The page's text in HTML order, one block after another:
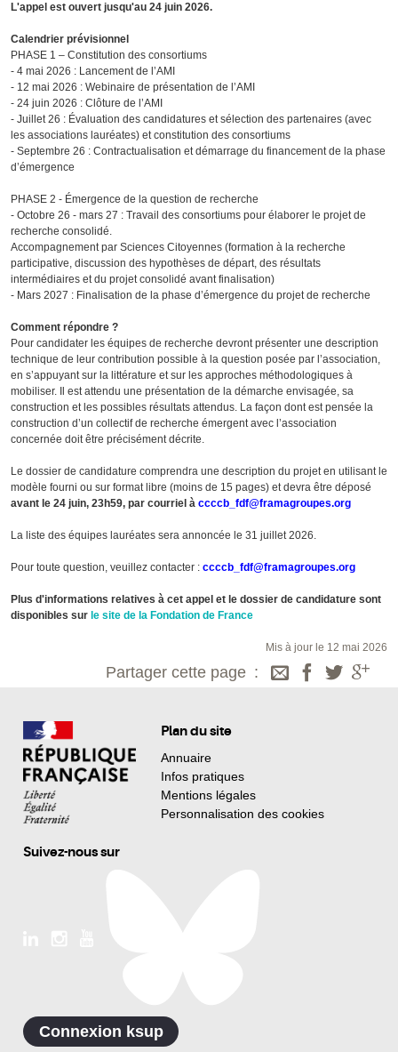
L'appel est ouvert jusqu'au 24 juin 2026.
Calendrier prévisionnel
PHASE 1 – Constitution des consortiums
- 4 mai 2026 : Lancement de l’AMI
- 12 mai 2026 : Webinaire de présentation de l’AMI
- 24 juin 2026 : Clôture de l’AMI
- Juillet 26 : Évaluation des candidatures et sélection des partenaires (avec
les associations lauréates) et constitution des consortiums
- Septembre 26 : Contractualisation et démarrage du financement de la phase
d’émergence
PHASE 2 - Émergence de la question de recherche
- Octobre 26 - mars 27 : Travail des consortiums pour élaborer le projet de
recherche consolidé.
Accompagnement par Sciences Citoyennes (formation à la recherche
participative, discussion des hypothèses de départ, des résultats
intermédiaires et du projet consolidé avant finalisation)
- Mars 2027 : Finalisation de la phase d’émergence du projet de recherche
Comment répondre ?
Pour candidater les équipes de recherche devront présenter une description
technique de leur contribution possible à la question posée par l’association,
en s’appuyant sur la littérature et sur les approches méthodologiques à
mobiliser. Il est attendu une présentation de la démarche envisagée, sa
construction et les possibles résultats attendus. La façon dont est pensée la
construction d’un collectif de recherche émergent avec l’association
concernée doit être précisément décrite.
Le dossier de candidature comprendra une description du projet en utilisant le
modèle fourni ou sur format libre (moins de 15 pages) et devra être déposé
avant le 24 juin, 23h59, par courriel à ccccb_fdf@framagroupes.org
La liste des équipes lauréates sera annoncée le 31 juillet 2026.
Pour toute question, veuillez contacter : ccccb_fdf@framagroupes.org
Plus d'informations relatives à cet appel et le dossier de candidature sont
disponibles sur le site de la Fondation de France
Mis à jour le 12 mai 2026
Partager cette page
Plan du site
Annuaire
Infos pratiques
Mentions légales
Personnalisation des cookies
Suivez-nous sur
Connexion ksup